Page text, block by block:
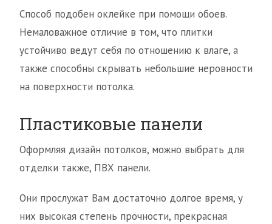
Способ подобен оклейке при помощи обоев.
Немаловажное отличие в том, что плитки
устойчиво ведут себя по отношению к влаге, а
также способны скрывать небольшие неровности
на поверхности потолка.
Пластиковые панели
Оформляя дизайн потолков, можно выбрать для
отделки также, ПВХ панели.
Они прослужат Вам достаточно долгое время, у
них высокая степень прочности, прекрасная